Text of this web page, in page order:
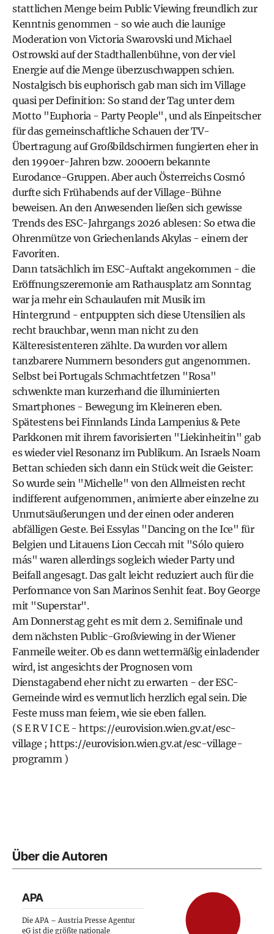
stattlichen Menge beim Public Viewing freundlich zur
Kenntnis genommen - so wie auch die launige
Moderation von Victoria Swarovski und Michael
Ostrowski auf der Stadthallenbühne, von der viel
Energie auf die Menge überzuschwappen schien.
Nostalgisch bis euphorisch gab man sich im Village
quasi per Definition: So stand der Tag unter dem
Motto "Euphoria - Party People", und als Einpeitscher
für das gemeinschaftliche Schauen der TV-
Übertragung auf Großbildschirmen fungierten eher in
den 1990er-Jahren bzw. 2000ern bekannte
Eurodance-Gruppen. Aber auch Österreichs Cosmó
durfte sich Frühabends auf der Village-Bühne
beweisen. An den Anwesenden ließen sich gewisse
Trends des ESC-Jahrgangs 2026 ablesen: So etwa die
Ohrenmütze von Griechenlands Akylas - einem der
Favoriten.
Dann tatsächlich im ESC-Auftakt angekommen - die
Eröffnungszeremonie am Rathausplatz am Sonntag
war ja mehr ein Schaulaufen mit Musik im
Hintergrund - entpuppten sich diese Utensilien als
recht brauchbar, wenn man nicht zu den
Kälteresistenteren zählte. Da wurden vor allem
tanzbarere Nummern besonders gut angenommen.
Selbst bei Portugals Schmachtfetzen "Rosa"
schwenkte man kurzerhand die illuminierten
Smartphones - Bewegung im Kleineren eben.
Spätestens bei Finnlands Linda Lampenius & Pete
Parkkonen mit ihrem favorisierten "Liekinheitin" gab
es wieder viel Resonanz im Publikum. An Israels Noam
Bettan schieden sich dann ein Stück weit die Geister:
So wurde sein "Michelle" von den Allmeisten recht
indifferent aufgenommen, animierte aber einzelne zu
Unmutsäußerungen und der einen oder anderen
abfälligen Geste. Bei Essylas "Dancing on the Ice" für
Belgien und Litauens Lion Ceccah mit "Sólo quiero
más" waren allerdings sogleich wieder Party und
Beifall angesagt. Das galt leicht reduziert auch für die
Performance von San Marinos Senhit feat. Boy George
mit "Superstar".
Am Donnerstag geht es mit dem 2. Semifinale und
dem nächsten Public-Großviewing in der Wiener
Fanmeile weiter. Ob es dann wettermäßig einladender
wird, ist angesichts der Prognosen vom
Dienstagabend eher nicht zu erwarten - der ESC-
Gemeinde wird es vermutlich herzlich egal sein. Die
Feste muss man feiern, wie sie eben fallen.
(S E R V I C E - https://eurovision.wien.gv.at/esc-
village ; https://eurovision.wien.gv.at/esc-village-
programm)
Über die Autoren
APA
Die APA – Austria Presse Agentur
eG ist die größte nationale